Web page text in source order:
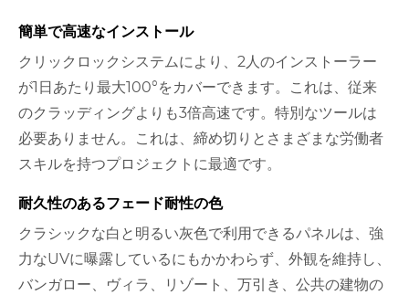
簡単で高速なインストール
クリックロックシステムにより、2人のインストーラー
が1日あたり最大100°をカバーできます。これは、従来
のクラッディングよりも3倍高速です。特別なツールは
必要ありません。これは、締め切りとさまざまな労働者
スキルを持つプロジェクトに最適です。
耐久性のあるフェード耐性の色
クラシックな白と明るい灰色で利用できるパネルは、強
力なUVに曝露しているにもかかわらず、外観を維持し、
バンガロー、ヴィラ、リゾート、万引き、公共の建物の